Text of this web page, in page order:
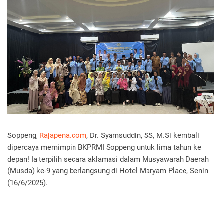
Soppeng, Rajapena.com, Dr. Syamsuddin, SS, M.Si kembali
dipercaya memimpin BKPRMI Soppeng untuk lima tahun ke
depan! Ia terpilih secara aklamasi dalam Musyawarah Daerah
(Musda) ke-9 yang berlangsung di Hotel Maryam Place, Senin
(16/6/2025).